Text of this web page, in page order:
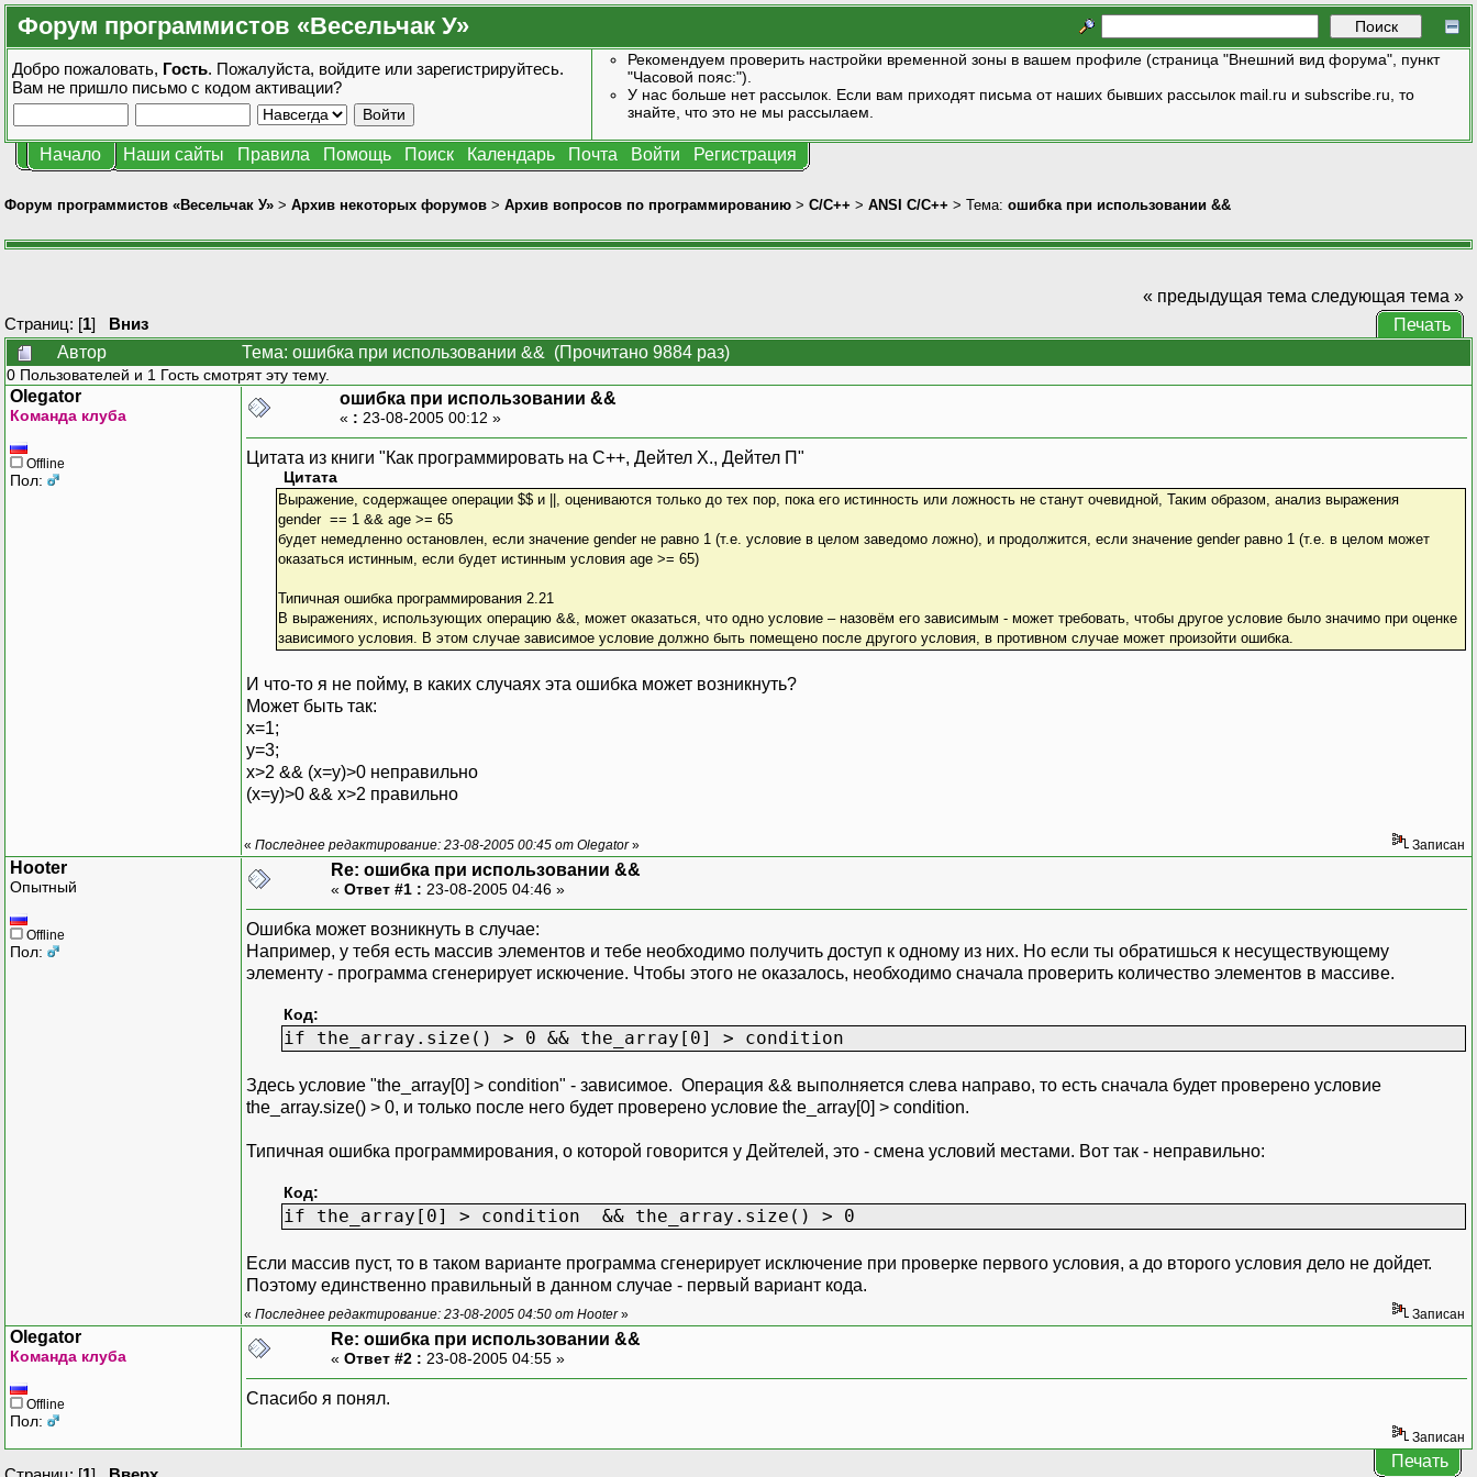
Форум программистов «Весельчак У»
Добро пожаловать, Гость. Пожалуйста, войдите или зарегистрируйтесь.
Вам не пришло письмо с кодом активации?
Рекомендуем проверить настройки временной зоны в вашем профиле (страница "Внешний вид форума", пункт
"Часовой пояс:").
У нас больше нет рассылок. Если вам приходят письма от наших бывших рассылок mail.ru и subscribe.ru, то
знайте, что это не мы рассылаем.
Начало Наши сайты Правила Помощь Поиск Календарь Почта Войти Регистрация
Форум программистов «Весельчак У» > Архив некоторых форумов > Архив вопросов по программированию > C/C++ > ANSI С/С++ > Тема: ошибка при использовании &&
Страниц: [1] Вниз
« предыдущая тема следующая тема »
Печать
Автор
Тема: ошибка при использовании && (Прочитано 9884 раз)
0 Пользователей и 1 Гость смотрят эту тему.
Olegator
Команда клуба
Offline
Пол:
ошибка при использовании &&
« : 23-08-2005 00:12 »
Цитата из книги "Как программировать на C++, Дейтел Х., Дейтел П"
Цитата
Выражение, содержащее операции $$ и ||, оцениваются только до тех пор, пока его истинность или ложность не станут очевидной, Таким образом, анализ выражения
gender == 1 && age >= 65
будет немедленно остановлен, если значение gender не равно 1 (т.е. условие в целом заведомо ложно), и продолжится, если значение gender равно 1 (т.е. в целом может
оказаться истинным, если будет истинным условия age >= 65)
Типичная ошибка программирования 2.21
В выражениях, использующих операцию &&, может оказаться, что одно условие – назовём его зависимым - может требовать, чтобы другое условие было значимо при оценке
зависимого условия. В этом случае зависимое условие должно быть помещено после другого условия, в противном случае может произойти ошибка.
И что-то я не пойму, в каких случаях эта ошибка может возникнуть?
Может быть так:
x=1;
y=3;
x>2 && (x=y)>0 неправильно
(x=y)>0 && x>2 правильно
« Последнее редактирование: 23-08-2005 00:45 от Olegator» Записан
Hooter
Опытный
Offline
Пол:
Re: ошибка при использовании &&
« Ответ #1 : 23-08-2005 04:46 »
Ошибка может возникнуть в случае:
Например, у тебя есть массив элементов и тебе необходимо получить доступ к одному из них. Но если ты обратишься к несуществующему
элементу - программа сгенерирует искючение. Чтобы этого не оказалось, необходимо сначала проверить количество элементов в массиве.
Код:
if the_array.size() > 0 && the_array[0] > condition
Здесь условие "the_array[0] > condition" - зависимое. Операция && выполняется слева направо, то есть сначала будет проверено условие
the_array.size() > 0, и только после него будет проверено условие the_array[0] > condition.
Типичная ошибка программирования, о которой говорится у Дейтелей, это - смена условий местами. Вот так - неправильно:
Код:
if the_array[0] > condition && the_array.size() > 0
Если массив пуст, то в таком варианте программа сгенерирует исключение при проверке первого условия, а до второго условия дело не дойдет.
Поэтому единственно правильный в данном случае - первый вариант кода.
« Последнее редактирование: 23-08-2005 04:50 от Hooter» Записан
Olegator
Команда клуба
Offline
Пол:
Re: ошибка при использовании &&
« Ответ #2 : 23-08-2005 04:55 »
Спасибо я понял.
Записан
Печать